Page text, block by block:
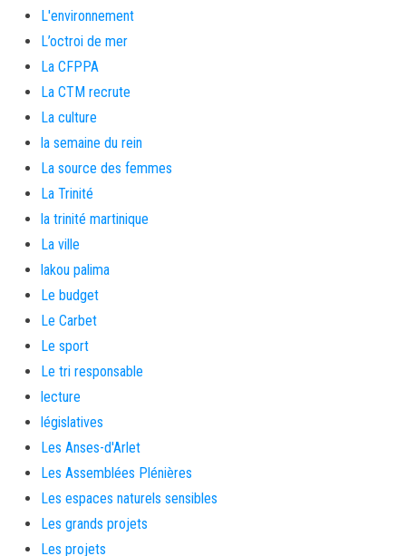
L'environnement
L’octroi de mer
La CFPPA
La CTM recrute
La culture
la semaine du rein
La source des femmes
La Trinité
la trinité martinique
La ville
lakou palima
Le budget
Le Carbet
Le sport
Le tri responsable
lecture
législatives
Les Anses-d'Arlet
Les Assemblées Plénières
Les espaces naturels sensibles
Les grands projets
Les projets